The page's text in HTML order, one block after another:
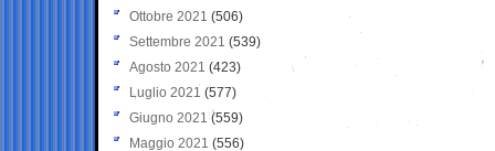
Ottobre 2021 (506)
Settembre 2021 (539)
Agosto 2021 (423)
Luglio 2021 (577)
Giugno 2021(559)
Maggio 2021 (556)